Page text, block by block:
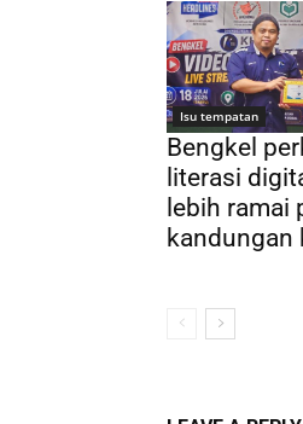
Isu tempatan
Bengkel
literasi
lebih ramai
kandungan